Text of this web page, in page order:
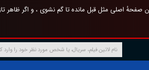
صفحهٔ اصلی مثل قبل مانده تا گم نشوی ، و اگر ظاهر